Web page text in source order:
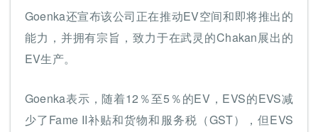
Goenka还宣布该公司正在推动EV空间和即将推出的
能力，并拥有宗旨，致力于在武灵的Chakan展出的
EV生产。
Goenka表示，随着12％至5％的EV，EVS的EVS减
少了Fame II补贴和货物和服务税（GST），但EVS